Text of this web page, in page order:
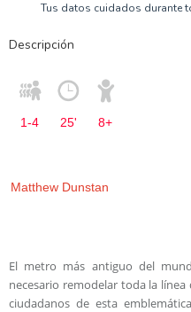
Tus datos cuidados durante
Descripción
1-4 25' 8+
Matthew Dunstan
El metro más antiguo del
necesario remodelar toda la
ciudadanos de esta